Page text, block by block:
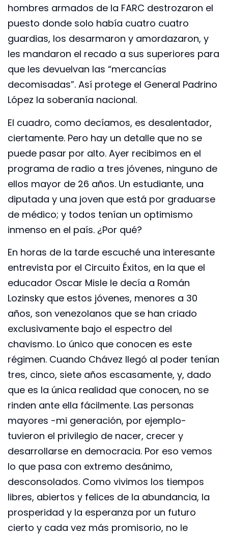
hombres armados de la FARC destrozaron el
puesto donde solo había cuatro cuatro
guardias, los desarmaron y amordazaron, y
les mandaron el recado a sus superiores para
que les devuelvan las “mercancías
decomisadas”. Así protege el General Padrino
López la soberanía nacional.
El cuadro, como decíamos, es desalentador,
ciertamente. Pero hay un detalle que no se
puede pasar por alto. Ayer recibimos en el
programa de radio a tres jóvenes, ninguno de
ellos mayor de 26 años. Un estudiante, una
diputada y una joven que está por graduarse
de médico; y todos tenían un optimismo
inmenso en el país. ¿Por qué?
En horas de la tarde escuché una interesante
entrevista por el Circuito Éxitos, en la que el
educador Oscar Misle le decía a Román
Lozinsky que estos jóvenes, menores a 30
años, son venezolanos que se han criado
exclusivamente bajo el espectro del
chavismo. Lo único que conocen es este
régimen. Cuando Chávez llegó al poder tenían
tres, cinco, siete años escasamente, y, dado
que es la única realidad que conocen, no se
rinden ante ella fácilmente. Las personas
mayores -mi generación, por ejemplo-
tuvieron el privilegio de nacer, crecer y
desarrollarse en democracia. Por eso vemos
lo que pasa con extremo desánimo,
desconsolados. Como vivimos los tiempos
libres, abiertos y felices de la abundancia, la
prosperidad y la esperanza por un futuro
cierto y cada vez más promisorio, no le